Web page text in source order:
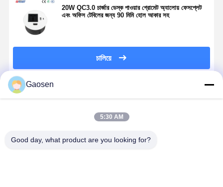
20W QC3.0 চার্জার ডেস্ক পাওয়ার গ্রোমেট অ্যালোয় ফেসপ্লেট
এবং অফিস টেবিলের জন্য 90 মিমি হোল আকার সহ
চালিয়ে
প্রস্তাবিত পণ্য
Gaosen
5:30 AM
Good day, what product are you looking for?